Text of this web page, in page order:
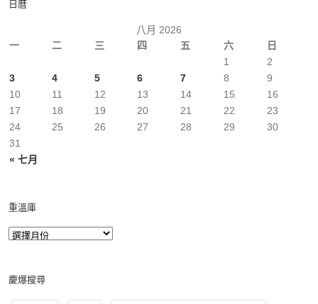
日曆
八月 2026
一
二 三 四 五 六 日
« 七月
1
2
3
4 5 6 7 8
9
10
11 12 13 14 15
16
17
18 19 20 21 22
23
24
25 26 27 28 29
30
31
重溫庫
慶爆搜尋